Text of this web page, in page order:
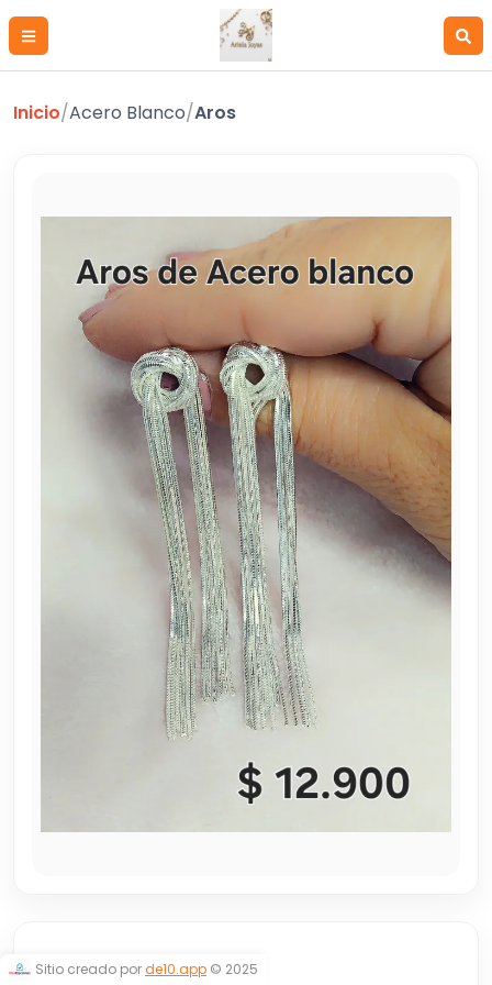
Inicio/Acero Blanco/Aros
LARGOS
Sitio creado porde10.app © 2025